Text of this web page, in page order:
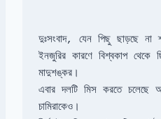
ইনজুরির কারণে বিশ্বকাপ থেকে
এবার দলটি মিস করতে চলেছে